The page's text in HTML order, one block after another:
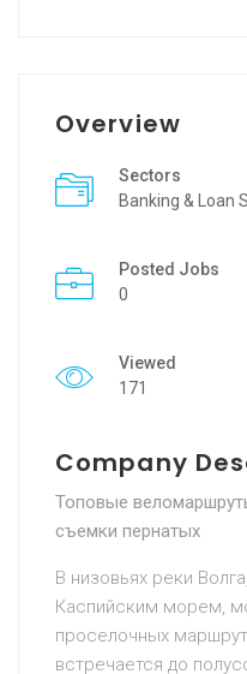
Overview
Sectors
Banking & Loan
Posted Jobs
0
Viewed
171
Company
Топовые
съемки пернатых
В низовьях реки
Каспийским морем,
проселочных
встречается до